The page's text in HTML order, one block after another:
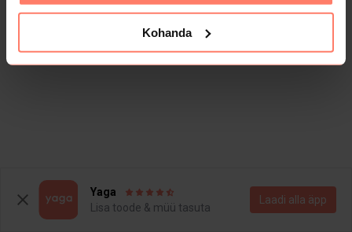
Kohanda
Yaga
Lisa toode & müü tasuta
Laadi alla äpp